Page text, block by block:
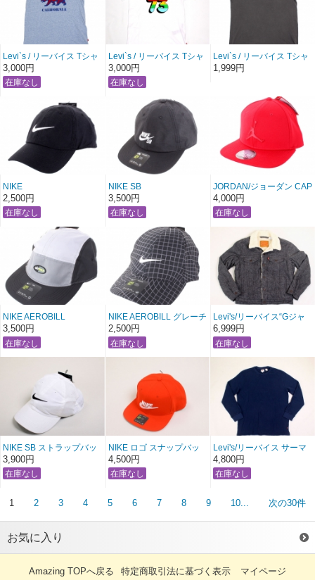
Levi`s / リーバイス Tシャ
ツ
Levi Strauss & Co.
California
〔 アメージング 通販 服
3,000円
Levi`s / リーバイス Tシャ
ツ
レインボーナンバー：73
【ホワイト】
3,000円
Levi`s / リーバイス Tシャ
ツ ラジカセ バットウィン
グ【グレー】〔 アメージ
1,999円
NIKE
ナイキ ローキャップ ロゴ
SWOOSH LOGO CAP
【ブラック】
〔アメージング 服〕
2,500円
NIKE SB
ナイキ エスビー ジェット
キャップ ローキャップ
JET CAP
【モノトーン ブラックｘ
ホワイト】
〔アメージング 服〕
3,500円
JORDAN/ジョーダン CAP
“JUMP MAN LOGO スナ
ップバック”
【オールジムレッド】
4,000円
NIKE AEROBILL
ナイキ エアマックス ジェ
ットキャップ ローキャッ
プ AIRMAX LOW CAP
【イエローグラデ ブラッ
〔アメージング 服〕
3,500円
NIKE AEROBILL グレーチ
ェック ローキャップ
GRAY CHECK LOW
CAP【ブラック×グレー】
〔アメージング 服〕
2,500円
Levi's/リーバイス“Gジャ
ン”裏ボアソフトコットン
ジャケット 【ダークグレ
ー×ナチュラル】〔 アメ
ージング 服 〕
6,999円
NIKE SB ストラップバッ
ク ローキャップ STRAP
BACK LOW CAP 【ナチ
ュラル×ブラック】〔アメ
3,900円
NIKE ロゴ スナップバッ
ク キャップSNAP BACK
CAP 【レッド×ホワイ
ト】〔アメージング
4,500円
Levi's/リーバイス サーマ
ルロングTシャツ 【ネイ
ビー】〔 アメージング 通
販 服 〕
4,800円
1 2 3 4 5 6 7 8 9 10... 次の30件
お気に入り
Amazing TOPへ戻る 特定商取引法に基づく表示 マイページ